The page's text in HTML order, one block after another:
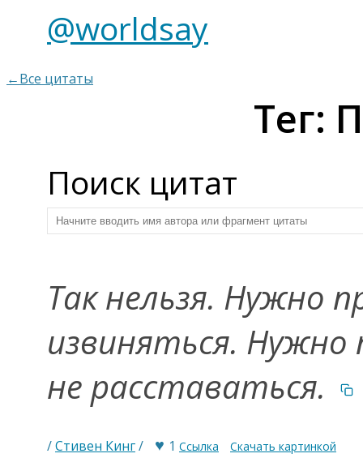
@worldsay
←Все цитаты
Тег:
Поиск цитат
Так нельзя. Нужно
извиняться. Нужно
не расставаться.
/Стивен Кинг/ ♥ 1 Ссылка Скачать картинкой